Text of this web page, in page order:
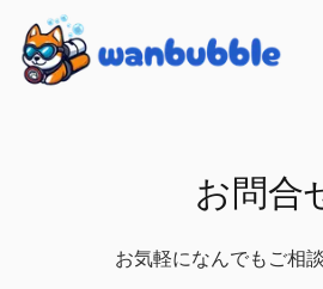
わんバブル - Chill in the ocean!
お問合
お気軽になんでもご相